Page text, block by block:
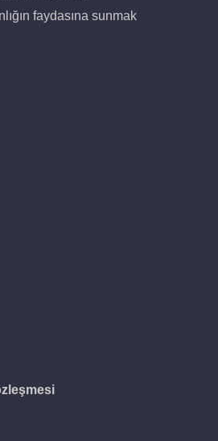
faydasına sunmak